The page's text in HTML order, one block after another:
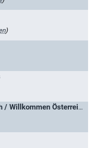
)
Willkommen Österreich / Willkommen Österreich mit Stermann & Grissemann